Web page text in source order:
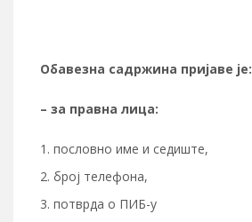
Обавезна садржина пријаве је:
– за правна лица:
пословно име и седиште,
број телефона,
потврда о ПИБ-у